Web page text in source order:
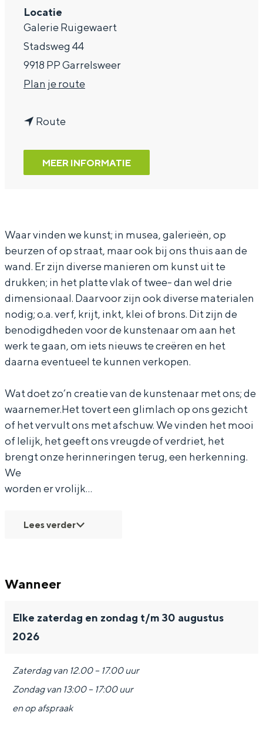
Locatie
Galerie Ruigewaert
Stadsweg 44
9918 PP Garrelsweer
Plan je routen
W
a
k
u
n
s
r
a
a
Routen
a
r
a
r
k
u
s
t
r
a
k
t
MEER INFORMATIE
Waar vinden we kunst; in musea, galerieën, op
beurzen of op straat, maar ook bij ons thuis aan de
wand. Er zijn diverse manieren om kunst uit te
drukken; in het platte vlak of twee- dan wel drie
dimensionaal. Daarvoor zijn ook diverse materialen
nodig; o.a. verf, krijt, inkt, klei of brons. Dit zijn de
benodigdheden voor de kunstenaar om aan het
werk te gaan, om iets nieuws te creëren en het
daarna eventueel te kunnen verkopen.
Wat doet zo’n creatie van de kunstenaar met ons; de
waarnemer.Het tovert een glimlach op ons gezicht
of het vervult ons met afschuw. We vinden het mooi
of lelijk, het geeft ons vreugde of verdriet, het
brengt onze herinneringen terug, een herkenning.
We
worden er vrolijk…
Lees verder
Wanneer
Elke zaterdag en zondag t/m 30 augustus
2026
Zaterdag van 12.00 – 17.00 uur
Zondag van 13:00 – 17:00 uur
en op afspraak